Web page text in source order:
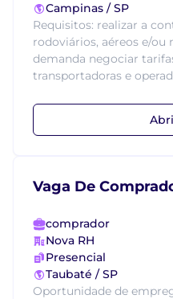
Campinas / SP
Requisitos: realizar a
rodoviários, aéreos e/
demanda negociar
transportadoras e
Vaga De
comprador
Nova RH
Presencial
Taubaté / SP
Oportunidade de